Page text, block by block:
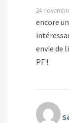
24
encore
envie de
PF !